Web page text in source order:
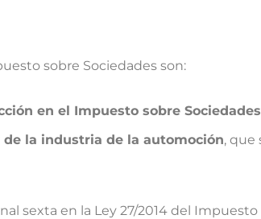
sobre Sociedades son:
en el Impuesto sobre
la industria de la automoción, que
sexta en la Ley 27/2014 del